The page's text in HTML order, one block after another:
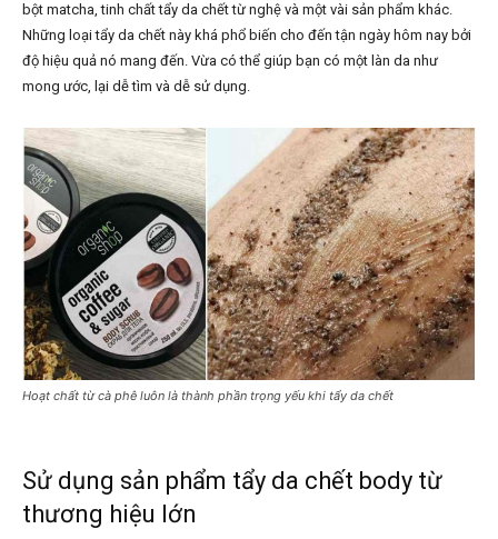
bột matcha, tinh chất tẩy da chết từ nghệ và một vài sản phẩm khác.
Những loại tẩy da chết này khá phổ biến cho đến tận ngày hôm nay bởi
độ hiệu quả nó mang đến. Vừa có thể giúp bạn có một làn da như
mong ước, lại dễ tìm và dễ sử dụng.
Hoạt chất từ cà phê luôn là thành phần trọng yếu khi tẩy da chết
Sử dụng sản phẩm tẩy da chết body từ
thương hiệu lớn